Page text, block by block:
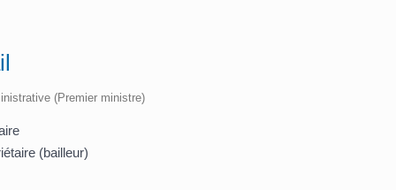
(Premier ministre)
(bailleur)